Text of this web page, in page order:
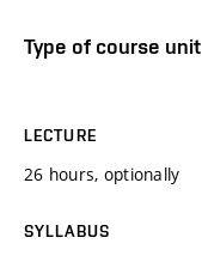
Type of course unit
LECTURE
26 hours, optionally
SYLLABUS